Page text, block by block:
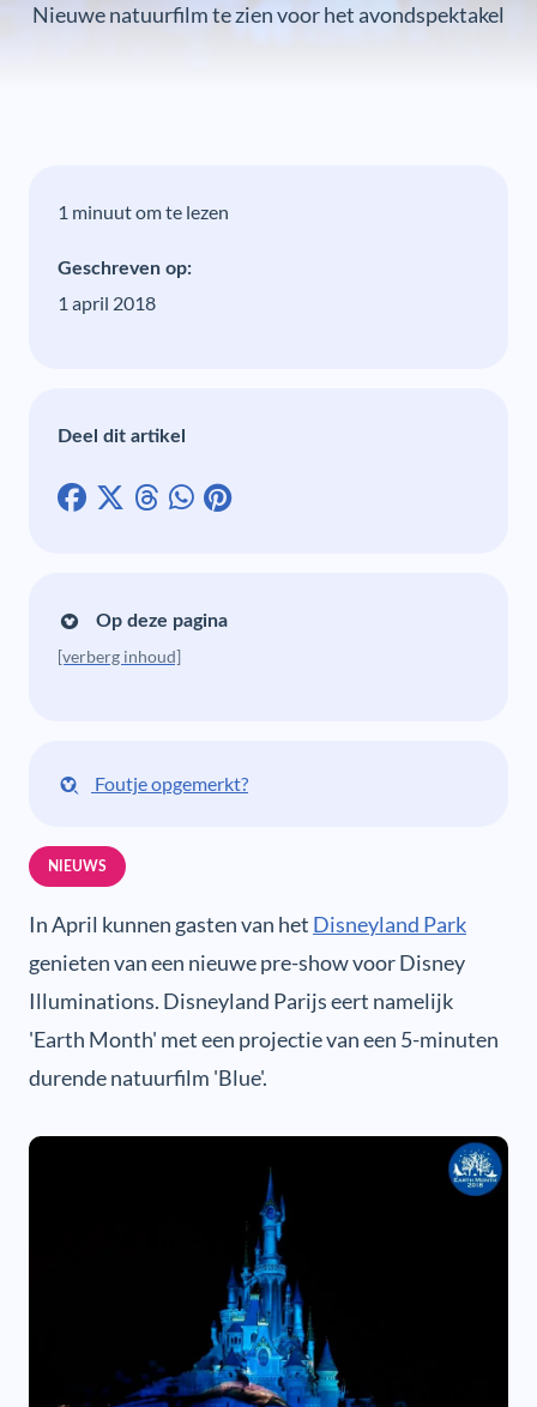
Nieuwe natuurfilm te zien voor het avondspektakel
1 minuut om te lezen
Geschreven op:
1 april 2018
Deel dit artikel
Op deze pagina
[verberg inhoud]
Foutje opgemerkt?
NIEUWS
In April kunnen gasten van het Disneyland Park
genieten van een nieuwe pre-show voor Disney
Illuminations. Disneyland Parijs eert namelijk
'Earth Month' met een projectie van een 5-minuten
durende natuurfilm 'Blue'.